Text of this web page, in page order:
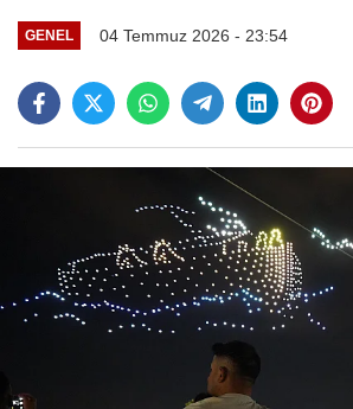
GENEL 04 Temmuz 2026 - 23:54